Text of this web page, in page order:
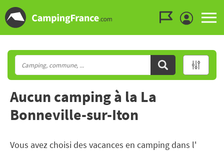
Aucun camping à la La
Bonneville-sur-Iton
Vous avez choisi des vacances en camping dans l'